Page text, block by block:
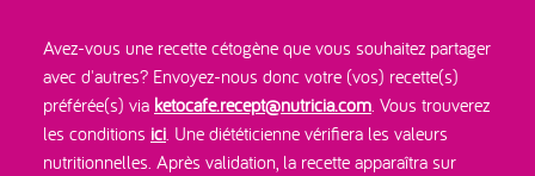
Avez-vous une recette cétogène que vous souhaitez partager
avec d'autres? Envoyez-nous donc votre (vos) recette(s)
préférée(s) via ketocafe.recept@nutricia.com. Vous trouverez
les conditions ici. Une diététicienne vérifiera les valeurs
nutritionnelles. Après validation, la recette apparaîtra sur